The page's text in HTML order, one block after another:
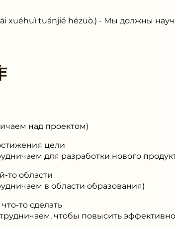
xuéhuì tuánjié hézuò.) - Мы должны
над проектом)
цели
для разработки нового
то области
в области образования)
то сделать
чтобы повысить